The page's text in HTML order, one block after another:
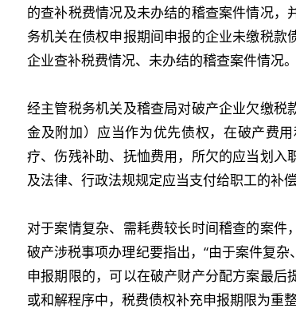
的查补税费情况及未办结的稽查案件情况
务机关在债权申报期间申报的企业未缴税
企业查补税费情况、未办结的稽查案件情况。
经主管税务机关及稽查局对破产企业欠缴
金及附加）应当作为优先债权，在破产费
疗、伤残补助、抚恤费用，所欠的应当划
及法律、行政法规规定应当支付给职工的补
对于案情复杂、需耗费较长时间稽查的案
破产涉税事项办理纪要指出，“由于案件复
申报期限的，可以在破产财产分配方案最
或和解程序中，税费债权补充申报期限为重